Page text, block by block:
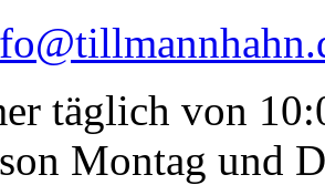
täglich von
Montag und